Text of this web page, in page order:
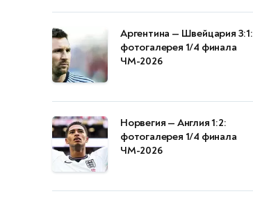
Аргентина — Швейцария 3:1:
фотогалерея 1/4 финала
ЧМ-2026
Норвегия — Англия 1:2:
фотогалерея 1/4 финала
ЧМ-2026